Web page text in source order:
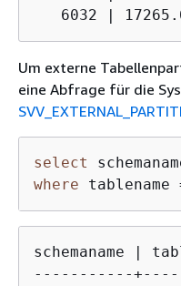
6032 |
Um externe
eine Abfrage für die
select
where tablename
-----------